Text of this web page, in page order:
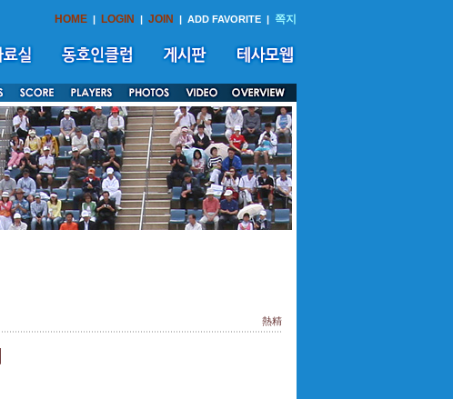
HOME | LOGIN | JOIN | ADD FAVORITE | 쪽지
熱精